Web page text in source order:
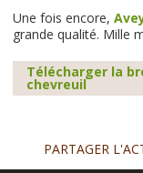
Une fois encore,
grande qualité. Mille
Télécharger la
chevreuil
PARTAGER